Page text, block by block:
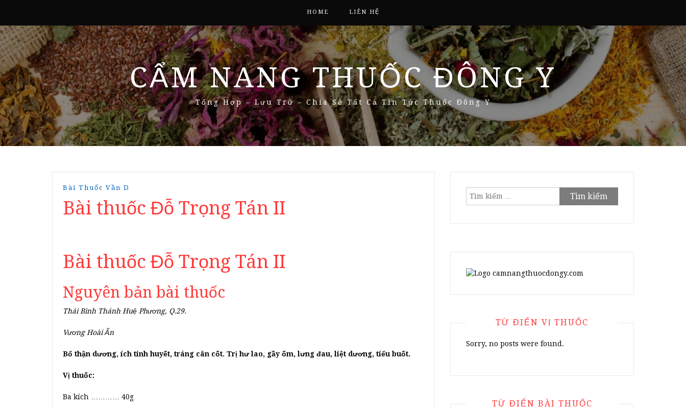
HOME LIÊN HỆ
CẨM NANG THUỐC ĐÔNG Y
Tổng Hợp – Lưu Trữ – Chia Sẻ Tất Cả Tin Tức Thuốc Đông Y
Bài Thuốc Vần D
Bài thuốc Đỗ Trọng Tán II
Bài thuốc Đỗ Trọng Tán II
Nguyên bản bài thuốc
Thái Bình Thánh Huệ Phương, Q.29.
Vương Hoài Ẩn
Bổ thận dương, ích tinh huyết, tráng cân cốt. Trị hư lao, gầy ốm, lưng đau, liệt dương, tiểu buốt.
Vị thuốc:
Ba kích ………… 40g
Tìm
TỪ ĐIỂN VỊ THUỐC
Sorry, no posts were found.
TỪ ĐIỂN BÀI THUỐC